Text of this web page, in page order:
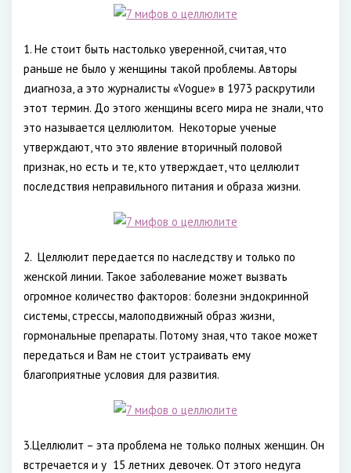
1. Не стоит быть настолько уверенной, считая, что
раньше не было у женщины такой проблемы. Авторы
диагноза, а это журналисты «Vogue» в 1973 раскрутили
этот термин. До этого женщины всего мира не знали, что
это называется целлюлитом. Некоторые ученые
утверждают, что это явление вторичный половой
признак, но есть и те, кто утверждает, что целлюлит
последствия неправильного питания и образа жизни.
2. Целлюлит передается по наследству и только по
женской линии. Такое заболевание может вызвать
огромное количество факторов: болезни эндокринной
системы, стрессы, малоподвижный образ жизни,
гормональные препараты. Потому зная, что такое может
передаться и Вам не стоит устраивать ему
благоприятные условия для развития.
3.Целлюлит – эта проблема не только полных женщин. Он
встречается и у 15 летних девочек. От этого недуга